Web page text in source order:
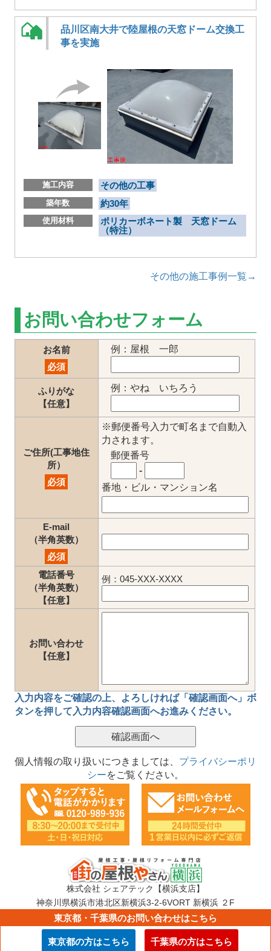
品川区南大井で陸屋根の天窓ドーム交換工
事を実施
施工内容 その他の工事
築年数 約30年
使用材料
ポリカーボネート製 天窓ドーム
（特注）
その他の施工事例一覧→
お問い合わせフォーム
お名前
必須
例：屋根 一郎
ふりがな
【任意】
例：やね いちろう
ご住所(工事地住
所）
必須
※郵便番号入力で町名まで自動入
力されます。
郵便番号
-
番地・ビル・マンション名
E-mail
（半角英数）
必須
電話番号
（半角英数）
【任意】
例：045-XXX-XXXX
お問い合わせ
【任意】
入力内容をご確認の上、
よろしければ「確認画面へ」ボ
タンを押して 入力内容確認画面へお進みください。
個人情報の取り扱いにつきましては、 プライバシーポリ
シーをご覧ください。
東京都・千葉県のお問い合わせはこちら
東京都の方はこちら 千葉県の方はこちら
株式会社 シェアテック【横浜支店】
神奈川県横浜市港北区新横浜3-2-6VORT 新横浜 ２F
TEL：0120-989-936
E-mail：info@sharetech.co.jp
Copyright © 街の屋根やさん ALL Rights Reserved.